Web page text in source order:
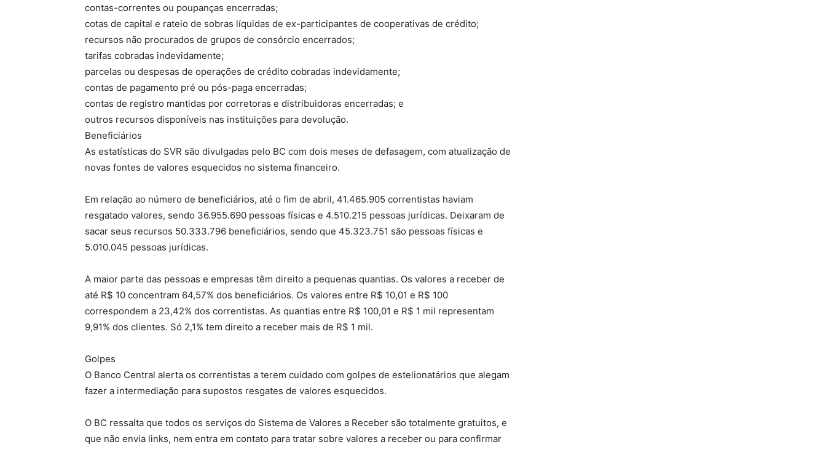
contas-correntes ou poupanças encerradas;
cotas de capital e rateio de sobras líquidas de ex-participantes de cooperativas de crédito;
recursos não procurados de grupos de consórcio encerrados;
tarifas cobradas indevidamente;
parcelas ou despesas de operações de crédito cobradas indevidamente;
contas de pagamento pré ou pós-paga encerradas;
contas de registro mantidas por corretoras e distribuidoras encerradas; e
outros recursos disponíveis nas instituições para devolução.
Beneficiários
As estatísticas do SVR são divulgadas pelo BC com dois meses de defasagem, com atualização de
novas fontes de valores esquecidos no sistema financeiro.
Em relação ao número de beneficiários, até o fim de abril, 41.465.905 correntistas haviam
resgatado valores, sendo 36.955.690 pessoas físicas e 4.510.215 pessoas jurídicas. Deixaram de
sacar seus recursos 50.333.796 beneficiários, sendo que 45.323.751 são pessoas físicas e
5.010.045 pessoas jurídicas.
A maior parte das pessoas e empresas têm direito a pequenas quantias. Os valores a receber de
até R$ 10 concentram 64,57% dos beneficiários. Os valores entre R$ 10,01 e R$ 100
correspondem a 23,42% dos correntistas. As quantias entre R$ 100,01 e R$ 1 mil representam
9,91% dos clientes. Só 2,1% tem direito a receber mais de R$ 1 mil.
Golpes
O Banco Central alerta os correntistas a terem cuidado com golpes de estelionatários que alegam
fazer a intermediação para supostos resgates de valores esquecidos.
O BC ressalta que todos os serviços do Sistema de Valores a Receber são totalmente gratuitos, e
que não envia links, nem entra em contato para tratar sobre valores a receber ou para confirmar